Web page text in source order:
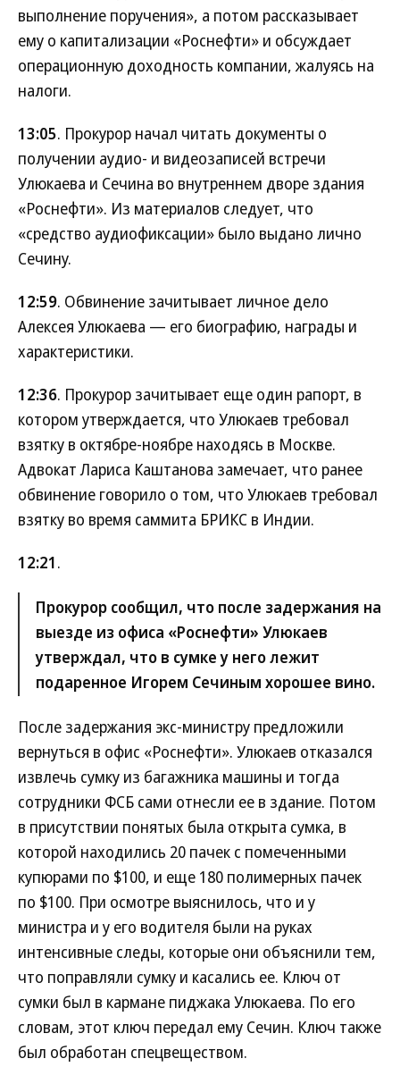
выполнение поручения», а потом рассказывает
ему о капитализации «Роснефти» и обсуждает
операционную доходность компании, жалуясь на
налоги.
13:05. Прокурор начал читать документы о
получении аудио- и видеозаписей встречи
Улюкаева и Сечина во внутреннем дворе здания
«Роснефти». Из материалов следует, что
«средство аудиофиксации» было выдано лично
Сечину.
12:59. Обвинение зачитывает личное дело
Алексея Улюкаева — его биографию, награды и
характеристики.
12:36. Прокурор зачитывает еще один рапорт, в
котором утверждается, что Улюкаев требовал
взятку в октябре-ноябре находясь в Москве.
Адвокат Лариса Каштанова замечает, что ранее
обвинение говорило о том, что Улюкаев требовал
взятку во время саммита БРИКС в Индии.
12:21.
Прокурор сообщил, что после задержания на
выезде из офиса «Роснефти» Улюкаев
утверждал, что в сумке у него лежит
подаренное Игорем Сечиным хорошее вино.
После задержания экс-министру предложили
вернуться в офис «Роснефти». Улюкаев отказался
извлечь сумку из багажника машины и тогда
сотрудники ФСБ сами отнесли ее в здание. Потом
в присутствии понятых была открыта сумка, в
которой находились 20 пачек с помеченными
купюрами по $100, и еще 180 полимерных пачек
по $100. При осмотре выяснилось, что и у
министра и у его водителя были на руках
интенсивные следы, которые они объяснили тем,
что поправляли сумку и касались ее. Ключ от
сумки был в кармане пиджака Улюкаева. По его
словам, этот ключ передал ему Сечин. Ключ также
был обработан спецвеществом.